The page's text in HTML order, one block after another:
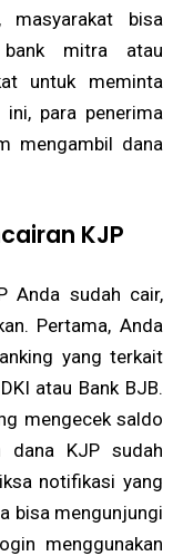
bisa
bank mitra atau
untuk meminta
para penerima
mengambil dana
KJP
Anda sudah cair,
Pertama, Anda
yang terkait
atau Bank BJB.
mengecek saldo
dana KJP sudah
notifikasi yang
bisa mengunjungi
menggunakan